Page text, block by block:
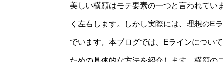
美しい横顔はモテ要素の一つと言われてい
く左右します。しかし実際には、理想のE
でいます。本ブログでは、Eラインについ